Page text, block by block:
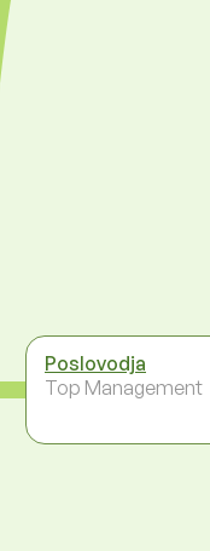
Poslovodja
Top Management